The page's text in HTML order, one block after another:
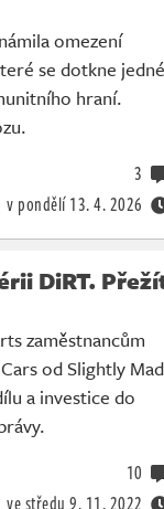
omezení
se dotkne jedné
hraní.
v pondělí13. 4. 2026
3
DiRT.
zaměstnancům
od Slightly Mad
a investice do
10